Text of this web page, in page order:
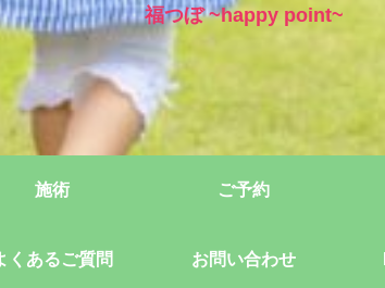
福つぼ ~happy point~
施術 ご予約
くあるご質問 お問い合わせ